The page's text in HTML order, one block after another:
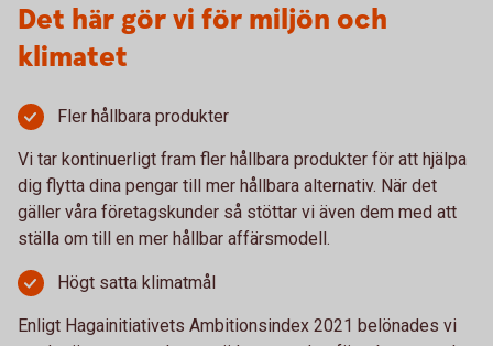
Det här gör vi för miljön och
klimatet
Fler hållbara produkter
Vi tar kontinuerligt fram fler hållbara produkter för att hjälpa
dig flytta dina pengar till mer hållbara alternativ. När det
gäller våra företagskunder så stöttar vi även dem med att
ställa om till en mer hållbar affärsmodell.
Högt satta klimatmål
Enligt Hagainitiativets Ambitionsindex 2021 belönades vi